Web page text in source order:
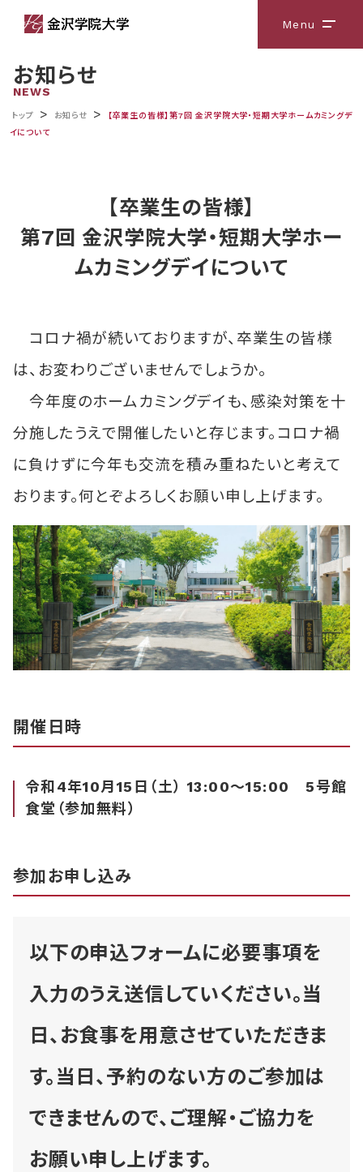
Menu メニ
お知らせ
NEWS
トップ > お知らせ >
【卒業生の皆様】第7回 金沢学院大学・短期大学ホームカミングデ
イについて
【卒業生の皆様】
第7回 金沢学院大学・短期大学ホー
ムカミングデイについて
コロナ禍が続いておりますが、卒業生の皆様
は、お変わりございませんでしょうか。
今年度のホームカミングデイも、感染対策を十
分施したうえで開催したいと存じます。コロナ禍
に負けずに今年も交流を積み重ねたいと考えて
おります。何とぞよろしくお願い申し上げます。
開催日時
令和4年10月15日（土） 13:00～15:00 5号館
食堂（参加無料）
参加お申し込み
以下の申込フォームに必要事項を
入力のうえ送信していください。当
日、お食事を用意させていただきま
す。当日、予約のない方のご参加は
できませんので、ご理解・ご協力を
お願い申し上げます。